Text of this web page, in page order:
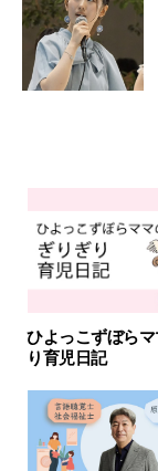
ひよっこずぼら
り育児日記